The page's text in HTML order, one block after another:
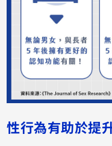
性行為有助於提